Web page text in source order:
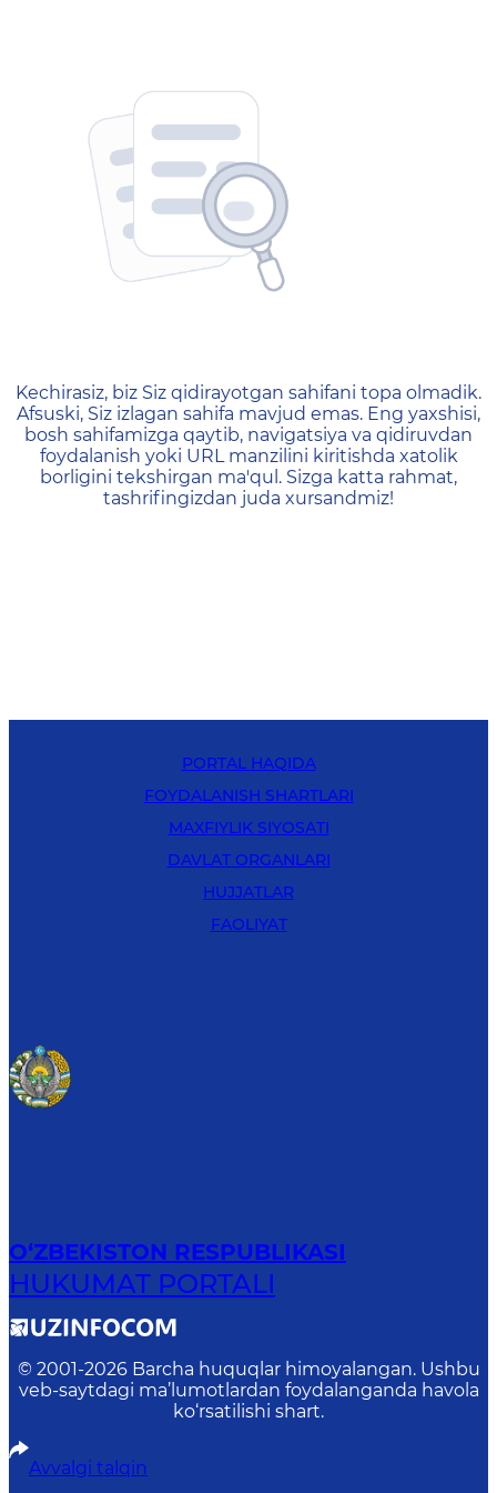
404 — Страница не
Kechirasiz, biz Siz qidirayotgan sahifani topa olmadik.
Afsuski, Siz izlagan sahifa mavjud emas. Eng yaxshisi,
bosh sahifamizga qaytib, navigatsiya va qidiruvdan
foydalanish yoki URL manzilini kiritishda xatolik
borligini tekshirgan ma'qul. Sizga katta rahmat,
tashrifingizdan juda xursandmiz!
PORTAL HAQIDA
FOYDALANISH SHARTLARI
MAXFIYLIK SIYOSATI
DAVLAT ORGANLARI
HUJJATLAR
FAOLIYAT
O‘ZBEKISTON RESPUBLIKASI
HUKUMAT PORTALI
© 2001-2026 Barcha huquqlar himoyalangan. Ushbu
veb-saytdagi ma’lumotlardan foydalanganda havola
ko‘rsatilishi shart.
Avvalgi talqin